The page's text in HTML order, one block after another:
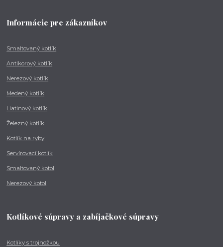
Informácie pre zákazníkov
Smaltovaný kotlík
Antikorový kotlík
Nerezový kotlík
Medený kotlík
Liatinový kotlík
Železný kotlík
Kotlík na ryby
Servírovací kotlík
Smaltovaný kotol
Nerezový kotol
Kotlíkové súpravy a zabíjačkové súpravy
Kotlíky s trojnožkou